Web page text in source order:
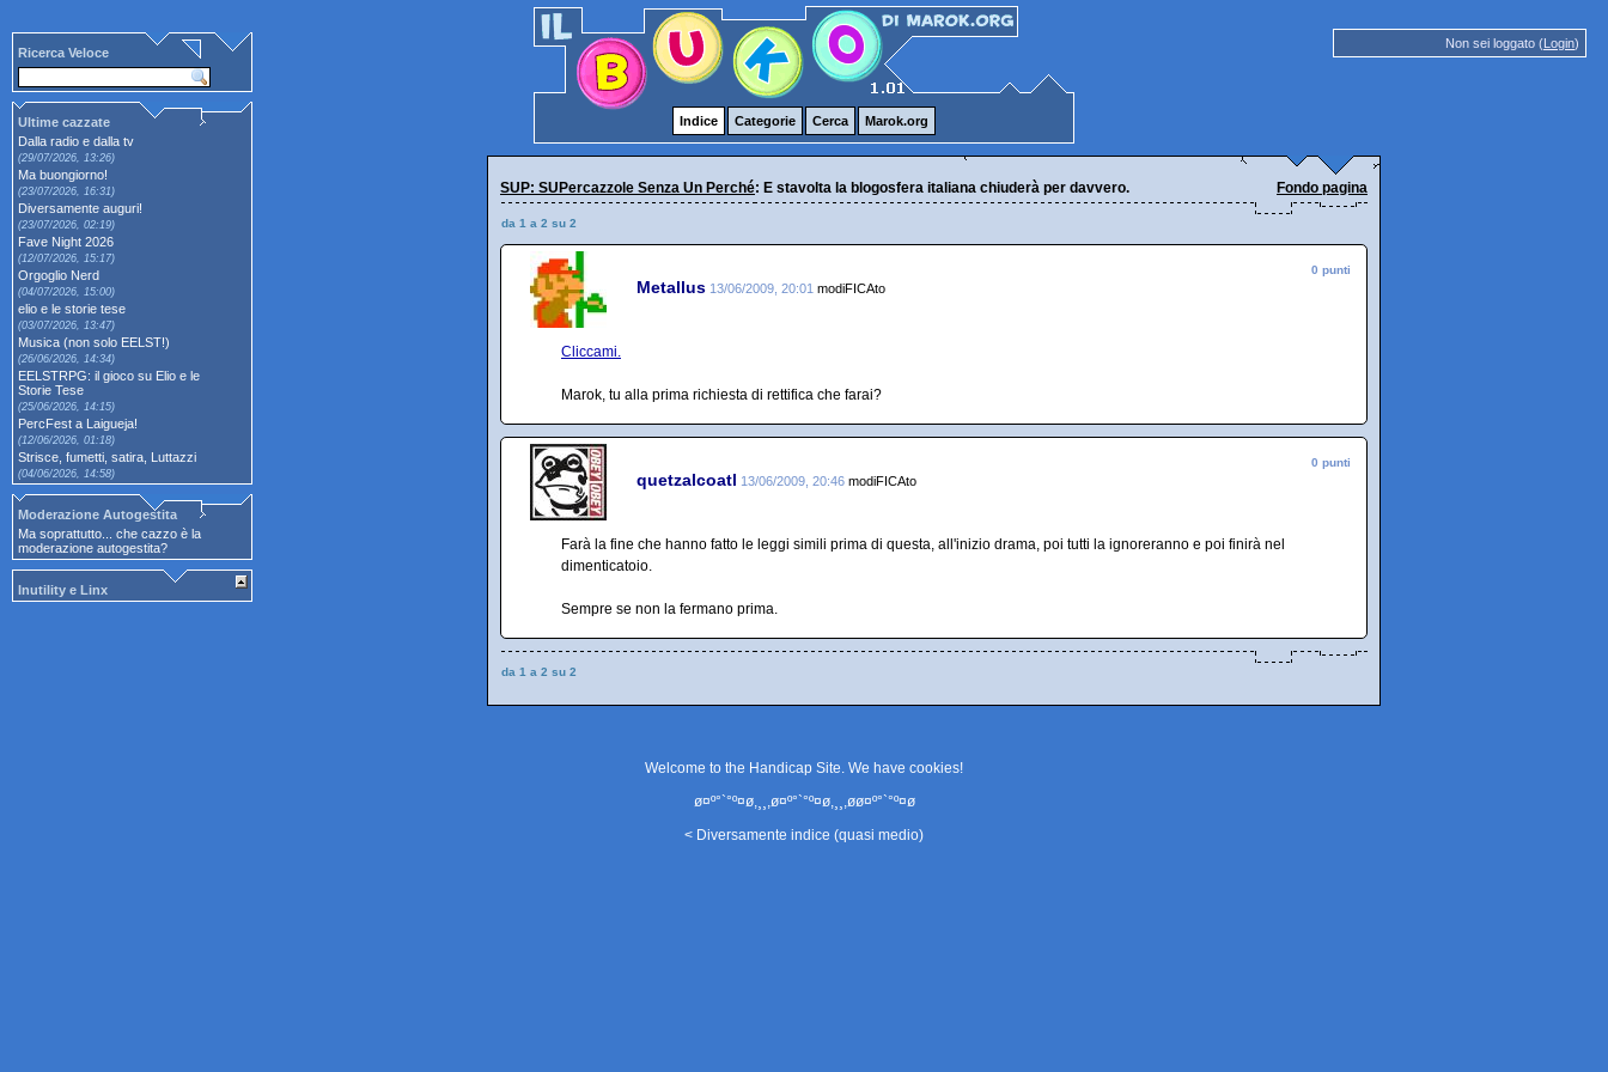
Non sei loggato (Login)
Indice Categorie Cerca Marok.org
Ricerca Veloce
Ultime cazzate
Dalla radio e dalla tv
(29/07/2026, 13:26)
Ma buongiorno!
(23/07/2026, 16:31)
Diversamente auguri!
(23/07/2026, 02:19)
Fave Night 2026
(12/07/2026, 15:17)
Orgoglio Nerd
(04/07/2026, 15:00)
elio e le storie tese
(03/07/2026, 13:47)
Musica (non solo EELST!)
(26/06/2026, 14:34)
EELSTRPG: il gioco su Elio e le
Storie Tese
(25/06/2026, 14:15)
PercFest a Laigueja!
(12/06/2026, 01:18)
Strisce, fumetti, satira, Luttazzi
(04/06/2026, 14:58)
Moderazione Autogestita
Ma soprattutto... che cazzo è la
moderazione autogestita?
Inutility e Linx
SUP: SUPercazzole Senza Un Perché: E stavolta la blogosfera italiana chiuderà per davvero. Fondo pagina
da 1 a 2 su 2
Metallus 13/06/2009, 20:01 modiFICAto
0 punti
Cliccami.
Marok, tu alla prima richiesta di rettifica che farai?
quetzalcoatl 13/06/2009, 20:46 modiFICAto
0 punti
Farà la fine che hanno fatto le leggi simili prima di questa, all'inizio drama, poi tutti la ignoreranno e poi finirà nel
dimenticatoio.
Sempre se non la fermano prima.
da 1 a 2 su 2
Welcome to the Handicap Site. We have cookies!
ø¤º°`°º¤ø,¸¸,ø¤º°`°º¤ø,¸¸,øø¤º°`°º¤ø
< Diversamente indice (quasi medio)